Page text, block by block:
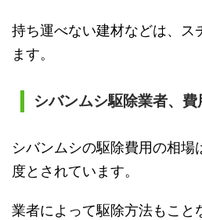
持ち運べない建材などは、ス
ます。
シバンムシ駆除業者、費
シバンムシの駆除費用の相場
度とされています。
業者によって駆除方法もこと